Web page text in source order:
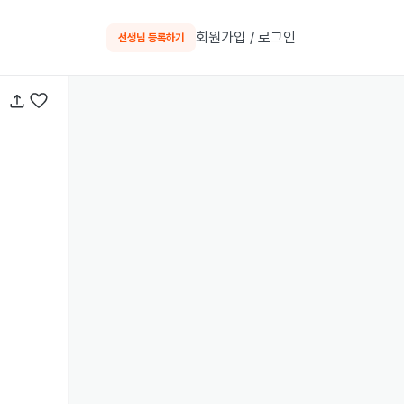
선생님 등록하기 회원가입 / 로그인